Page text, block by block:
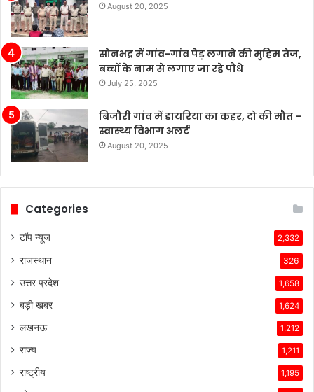
August 20, 2025
सोनभद्र में गांव-गांव पेड़ लगाने की मुहिम तेज,
बच्चों के नाम से लगाए जा रहे पौधे
July 25, 2025
बिजौरी गांव में डायरिया का कहर, दो की मौत –
स्वास्थ्य विभाग अलर्ट
August 20, 2025
Categories
टॉप न्यूज 2,332
राजस्थान 326
उत्तर प्रदेश 1,658
बड़ी खबर 1,624
लखनऊ 1,212
राज्य 1,211
राष्ट्रीय 1,195